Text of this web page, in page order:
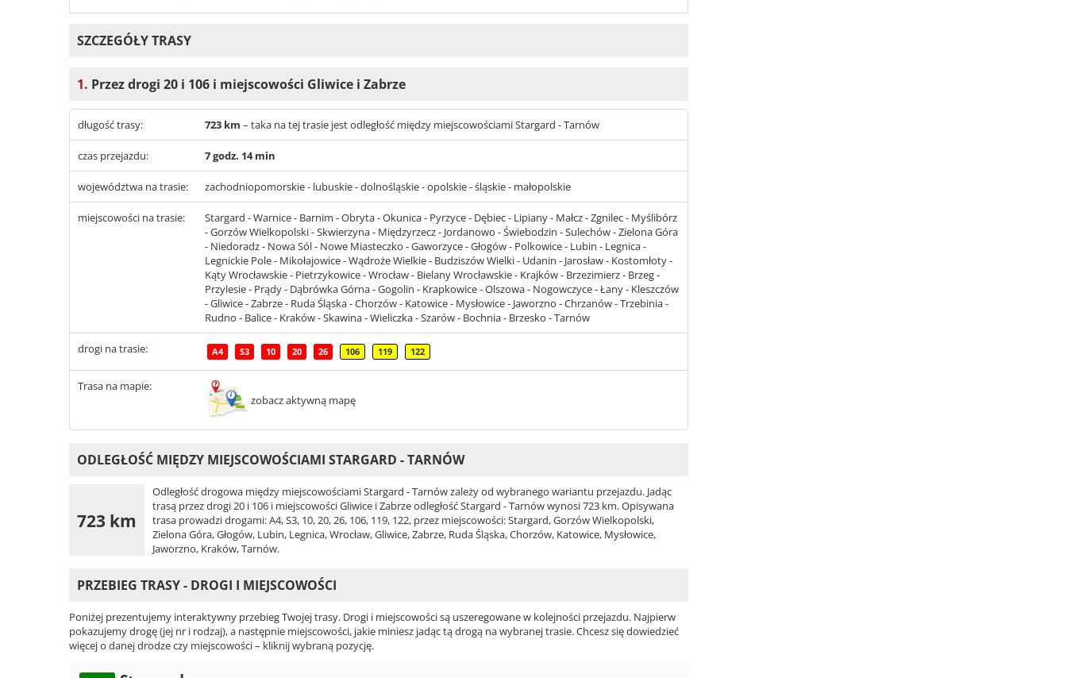
SZCZEGÓŁY TRASY
1. Przez drogi 20 i 106 i miejscowości Gliwice i Zabrze
długość trasy: 723 km – taka na tej trasie jest odległość między miejscowościami Stargard - Tarnów
czas przejazdu: 7 godz. 14 min
województwa na trasie: zachodniopomorskie - lubuskie - dolnośląskie - opolskie - śląskie - małopolskie
miejscowości na trasie:
Stargard - Warnice - Barnim - Obryta - Okunica - Pyrzyce - Dębiec - Lipiany - Małcz - Zgnilec - Myślibórz
- Gorzów Wielkopolski - Skwierzyna - Międzyrzecz - Jordanowo - Świebodzin - Sulechów - Zielona Góra
- Niedoradz - Nowa Sól - Nowe Miasteczko - Gaworzyce - Głogów - Polkowice - Lubin - Legnica -
Legnickie Pole - Mikołajowice - Wądroże Wielkie - Budziszów Wielki - Udanin - Jarosław - Kostomłoty -
Kąty Wrocławskie - Pietrzykowice - Wrocław - Bielany Wrocławskie - Krajków - Brzezimierz - Brzeg -
Przylesie - Prądy - Dąbrówka Górna - Gogolin - Krapkowice - Olszowa - Nogowczyce - Łany - Kleszczów
- Gliwice - Zabrze - Ruda Śląska - Chorzów - Katowice - Mysłowice - Jaworzno - Chrzanów - Trzebinia -
Rudno - Balice - Kraków - Skawina - Wieliczka - Szarów - Bochnia - Brzesko - Tarnów
drogi na trasie: A4 S3 10 20 26 106 119 122
Trasa na mapie:
zobacz aktywną mapę
ODLEGŁOŚĆ MIĘDZY MIEJSCOWOŚCIAMI STARGARD - TARNÓW
723 km
Odległość drogowa między miejscowościami Stargard - Tarnów zależy od wybranego wariantu przejazdu. Jadąc
trasą przez drogi 20 i 106 i miejscowości Gliwice i Zabrze odległość Stargard - Tarnów wynosi 723 km. Opisywana
trasa prowadzi drogami: A4, S3, 10, 20, 26, 106, 119, 122, przez miejscowości: Stargard, Gorzów Wielkopolski,
Zielona Góra, Głogów, Lubin, Legnica, Wrocław, Gliwice, Zabrze, Ruda Śląska, Chorzów, Katowice, Mysłowice,
Jaworzno, Kraków, Tarnów.
PRZEBIEG TRASY - DROGI I MIEJSCOWOŚCI
Poniżej prezentujemy interaktywny przebieg Twojej trasy. Drogi i miejscowości są uszeregowane w kolejności przejazdu. Najpierw
pokazujemy drogę (jej nr i rodzaj), a następnie miejscowości, jakie miniesz jadąc tą drogą na wybranej trasie. Chcesz się dowiedzieć
więcej o danej drodze czy miejscowości – kliknij wybraną pozycję.